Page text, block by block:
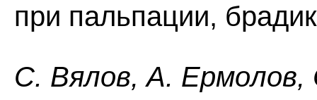
при пальпации,
C. Bялoв, A.